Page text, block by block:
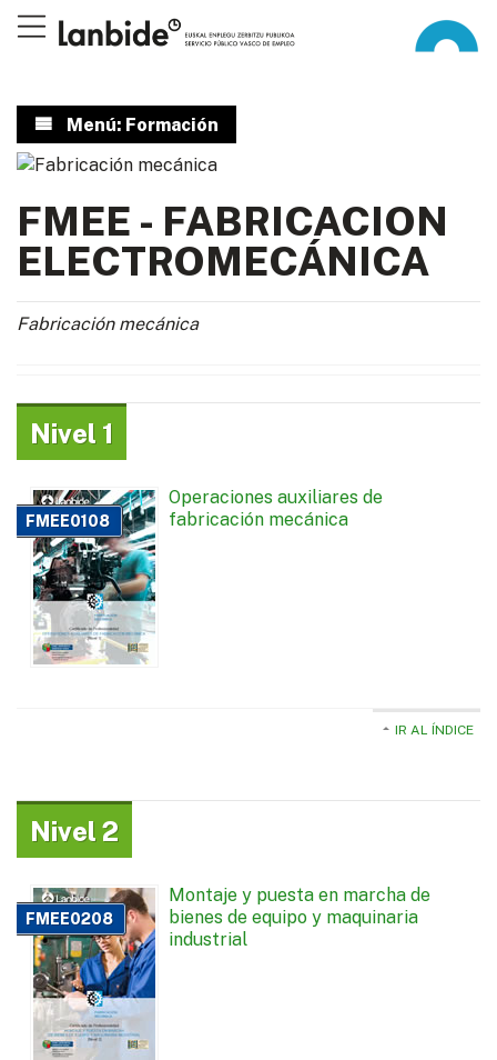
Menú: Formación
FMEE - FABRICACION
ELECTROMECÁNICA
Fabricación mecánica
Nivel 1
FMEE0108
Operaciones auxiliares de
fabricación mecánica
IR AL ÍNDICE
Nivel 2
FMEE0208
Montaje y puesta en marcha de
bienes de equipo y maquinaria
industrial